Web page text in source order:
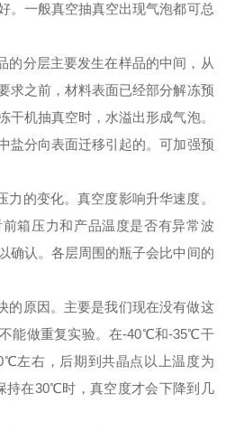
。一般真空抽真空出现气泡都可总
分层主要发生在样品的中间，从
求之前，材料表面已经部分解冻预
干机抽真空时，水溢出形成气泡。
盐分向表面迁移引起的。可加强预
的变化。真空度影响升华速度。
箱压力和产品温度是否有异常波
确认。各层周围的瓶子会比中间的
原因。主要是我们现在没有做这
能做重复实验。在-40℃和-35℃干
左右，后期到共晶点以上温度为
持在30℃时，真空度才会下降到几